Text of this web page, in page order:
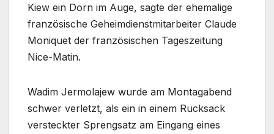
Kiew ein Dorn im Auge, sagte der ehemalige
französische Geheimdienstmitarbeiter Claude
Moniquet der französischen Tageszeitung
Nice-Matin.
Wadim Jermolajew wurde am Montagabend
schwer verletzt, als ein in einem Rucksack
versteckter Sprengsatz am Eingang eines